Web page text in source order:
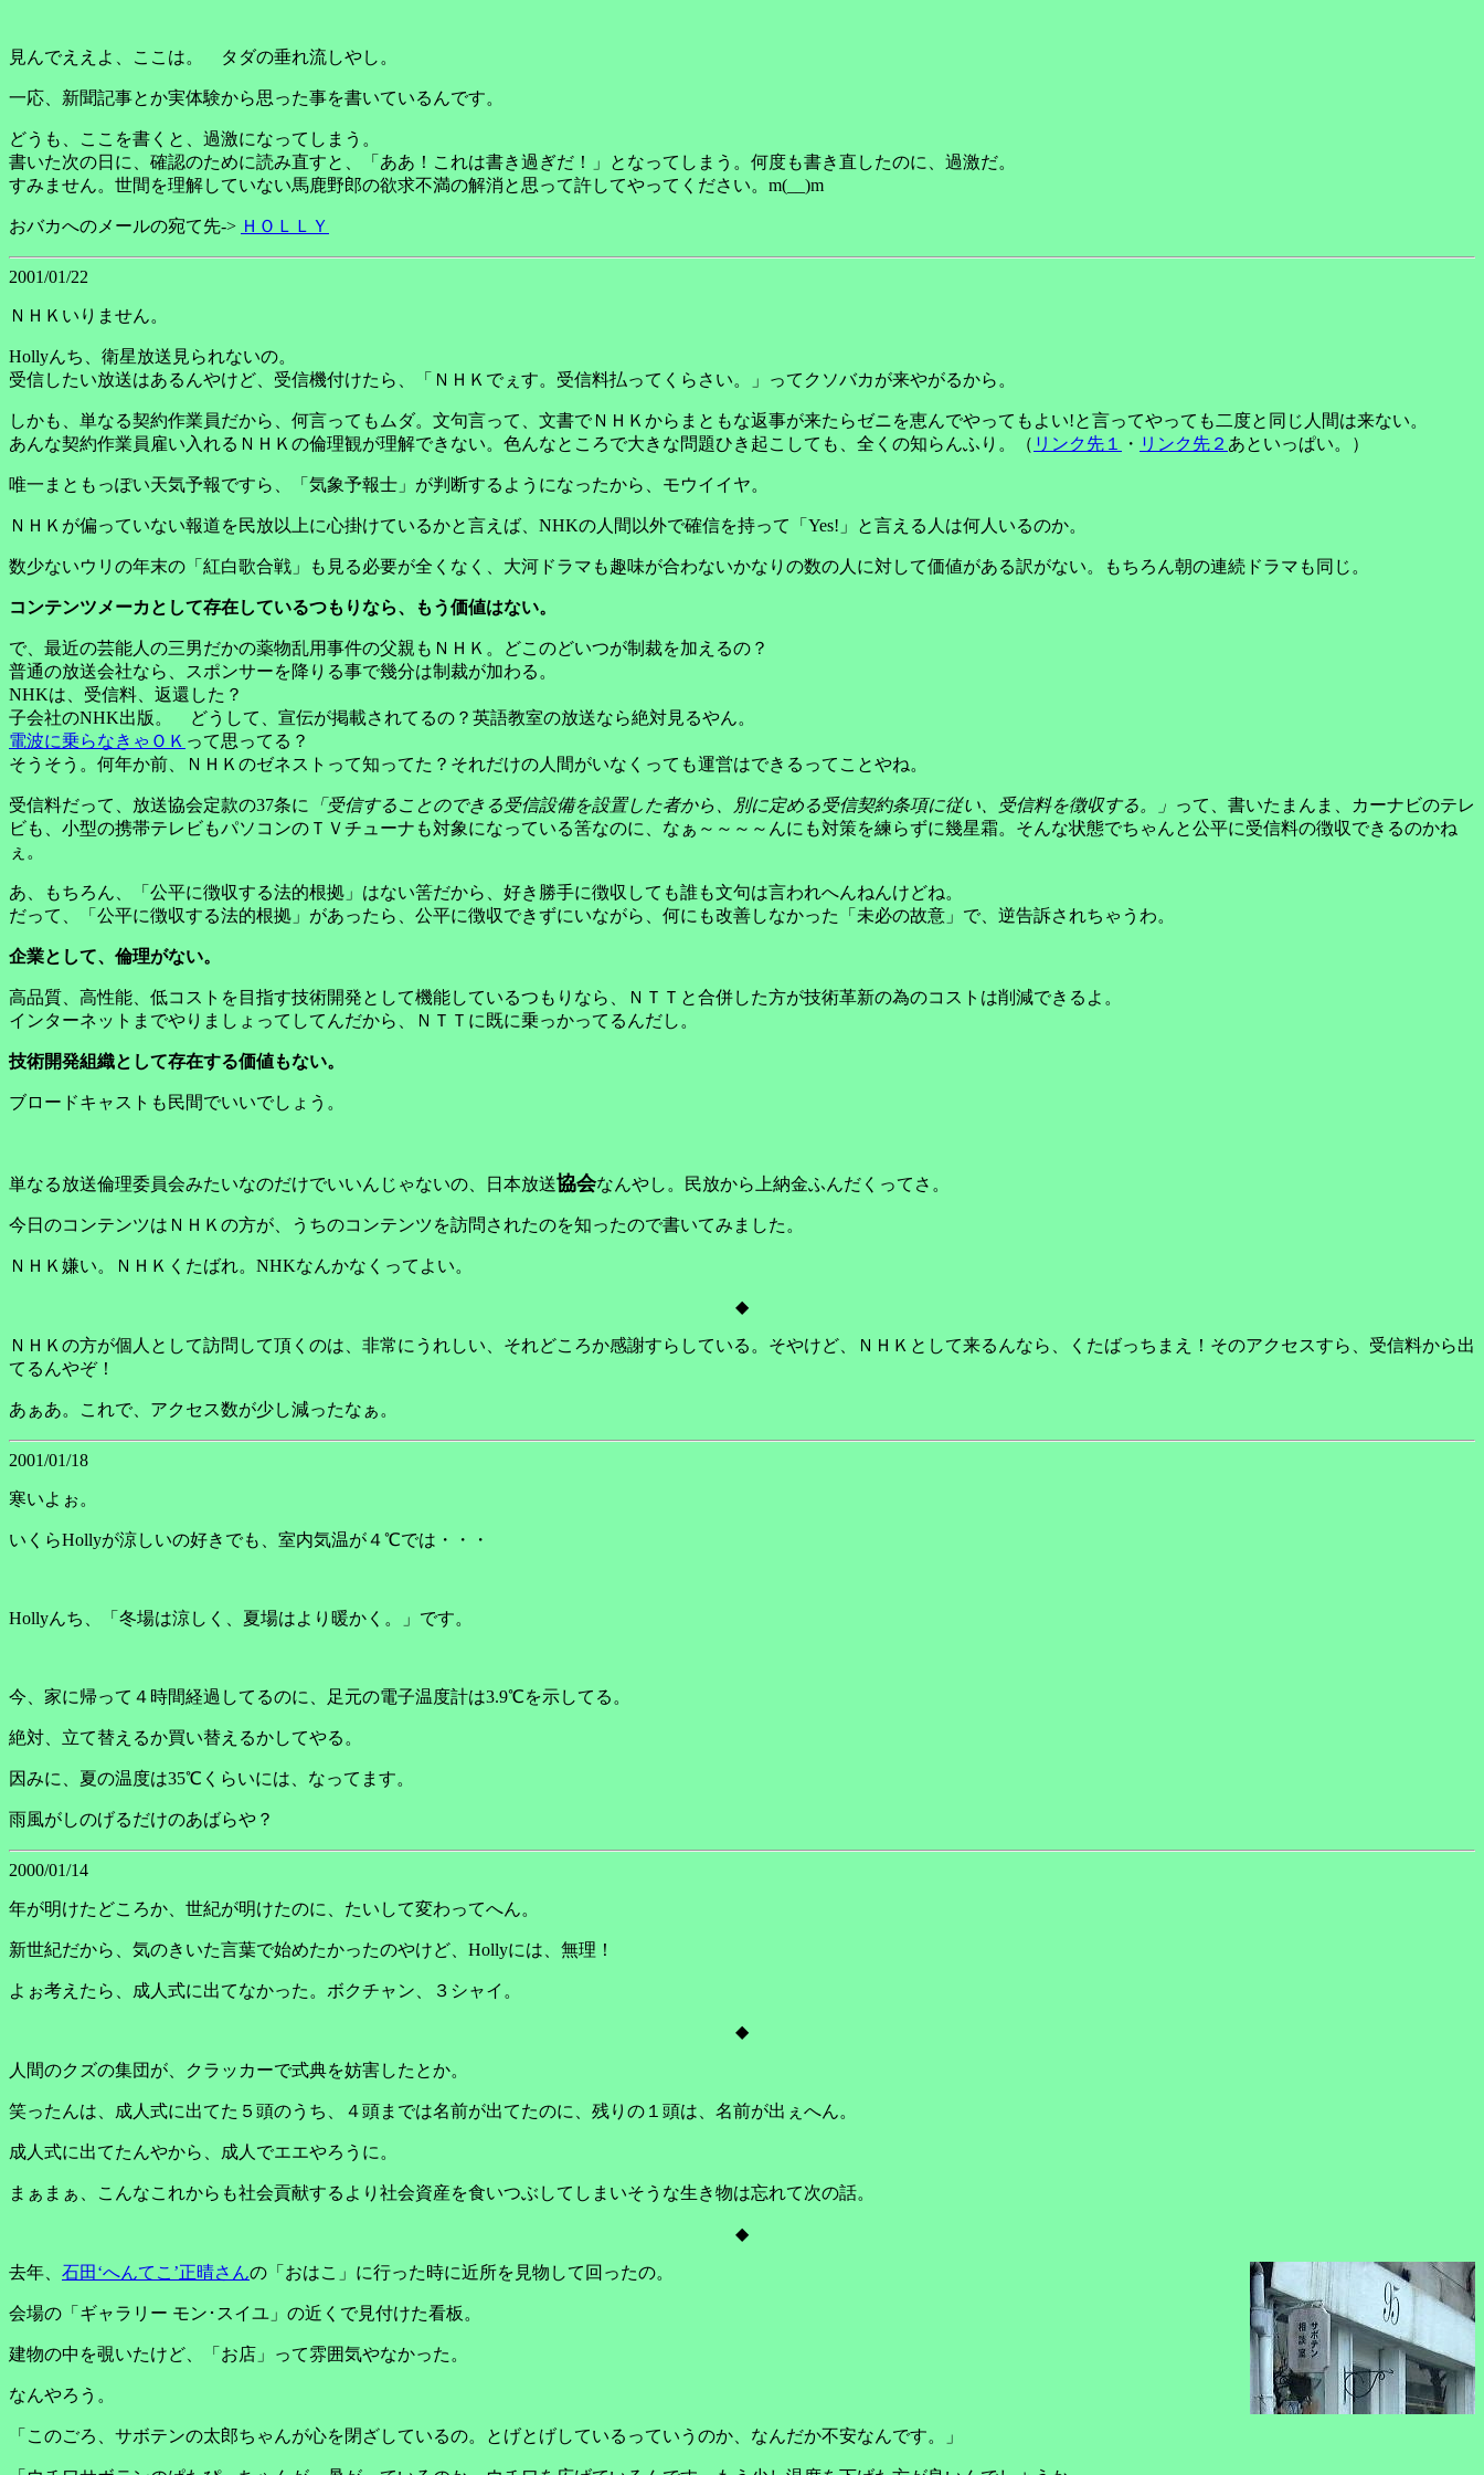
見んでええよ、ここは。 タダの垂れ流しやし。
一応、新聞記事とか実体験から思った事を書いているんです。
どうも、ここを書くと、過激になってしまう。
書いた次の日に、確認のために読み直すと、「ああ！これは書き過ぎだ！」となってしまう。何度も書き直したのに、過激だ。
すみません。世間を理解していない馬鹿野郎の欲求不満の解消と思って許してやってください。m(__)m
おバカへのメールの宛て先-> ＨＯＬＬＹ
2001/01/22
ＮＨＫいりません。
Hollyんち、衛星放送見られないの。
受信したい放送はあるんやけど、受信機付けたら、「ＮＨＫでぇす。受信料払ってくらさい。」ってクソバカが来やがるから。
しかも、単なる契約作業員だから、何言ってもムダ。文句言って、文書でＮＨＫからまともな返事が来たらゼニを恵んでやってもよい!と言ってやっても二度と同じ人間は来ない。
あんな契約作業員雇い入れるＮＨＫの倫理観が理解できない。色んなところで大きな問題ひき起こしても、全くの知らんふり。（ リンク先１ ・ リンク先２ あといっぱい。）
唯一まともっぽい天気予報ですら、「気象予報士」が判断するようになったから、モウイイヤ。
ＮＨＫが偏っていない報道を民放以上に心掛けているかと言えば、NHKの人間以外で確信を持って「Yes!」と言える人は何人いるのか。
数少ないウリの年末の「紅白歌合戦」も見る必要が全くなく、大河ドラマも趣味が合わないかなりの数の人に対して価値がある訳がない。もちろん朝の連続ドラマも同じ。
コンテンツメーカとして存在しているつもりなら、もう価値はない。
で、最近の芸能人の三男だかの薬物乱用事件の父親もＮＨＫ。どこのどいつが制裁を加えるの？
普通の放送会社なら、スポンサーを降りる事で幾分は制裁が加わる。
NHKは、受信料、返還した？
子会社のNHK出版。 どうして、宣伝が掲載されてるの？英語教室の放送なら絶対見るやん。
電波に乗らなきゃＯＫ って思ってる？
そうそう。何年か前、ＮＨＫのゼネストって知ってた？それだけの人間がいなくっても運営はできるってことやね。
受信料だって、放送協会定款の37条に 「受信することのできる受信設備を設置した者から、別に定める受信契約条項に従い、受信料を徴収する。」 って、書いたまんま、カーナビのテレ
ビも、小型の携帯テレビもパソコンのＴＶチューナも対象になっている筈なのに、なぁ～～～～んにも対策を練らずに幾星霜。そんな状態でちゃんと公平に受信料の徴収できるのかね
ぇ。
あ、もちろん、「公平に徴収する法的根拠」はない筈だから、好き勝手に徴収しても誰も文句は言われへんねんけどね。
だって、「公平に徴収する法的根拠」があったら、公平に徴収できずにいながら、何にも改善しなかった「未必の故意」で、逆告訴されちゃうわ。
企業として、倫理がない。
高品質、高性能、低コストを目指す技術開発として機能しているつもりなら、ＮＴＴと合併した方が技術革新の為のコストは削減できるよ。
インターネットまでやりましょってしてんだから、ＮＴＴに既に乗っかってるんだし。
技術開発組織として存在する価値もない。
ブロードキャストも民間でいいでしょう。
単なる放送倫理委員会みたいなのだけでいいんじゃないの、日本放送協会なんやし。民放から上納金ふんだくってさ。
今日のコンテンツはＮＨＫの方が、うちのコンテンツを訪問されたのを知ったので書いてみました。
ＮＨＫ嫌い。ＮＨＫくたばれ。NHKなんかなくってよい。
◆
ＮＨＫの方が個人として訪問して頂くのは、非常にうれしい、それどころか感謝すらしている。そやけど、ＮＨＫとして来るんなら、くたばっちまえ！そのアクセスすら、受信料から出
てるんやぞ！
あぁあ。これで、アクセス数が少し減ったなぁ。
2001/01/18
寒いよぉ。
いくらHollyが涼しいの好きでも、室内気温が４℃では・・・
Hollyんち、「冬場は涼しく、夏場はより暖かく。」です。
今、家に帰って４時間経過してるのに、足元の電子温度計は3.9℃を示してる。
絶対、立て替えるか買い替えるかしてやる。
因みに、夏の温度は35℃くらいには、なってます。
雨風がしのげるだけのあばらや？
2000/01/14
年が明けたどころか、世紀が明けたのに、たいして変わってへん。
新世紀だから、気のきいた言葉で始めたかったのやけど、Hollyには、無理！
よぉ考えたら、成人式に出てなかった。ボクチャン、３シャイ。
◆
人間のクズの集団が、クラッカーで式典を妨害したとか。
笑ったんは、成人式に出てた５頭のうち、４頭までは名前が出てたのに、残りの１頭は、名前が出ぇへん。
成人式に出てたんやから、成人でエエやろうに。
まぁまぁ、こんなこれからも社会貢献するより社会資産を食いつぶしてしまいそうな生き物は忘れて次の話。
◆
去年、 石田‘へんてこ’正晴さんの「おはこ」に行った時に近所を見物して回ったの。
会場の「ギャラリー モン･スイユ」の近くで見付けた看板。
建物の中を覗いたけど、「お店」って雰囲気やなかった。
なんやろう。
「このごろ、サボテンの太郎ちゃんが心を閉ざしているの。とげとげしているっていうのか、なんだか不安なんです。」